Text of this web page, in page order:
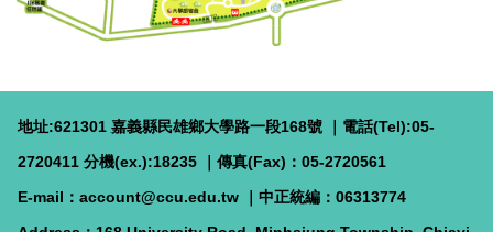
地址:621301 嘉義縣民雄鄉大學路一段168號 ｜電話(Tel):05-
2720411 分機(ex.):18235 ｜傳真(Fax)：05-2720561
E-mail：account@ccu.edu.tw
中正統編：06313774